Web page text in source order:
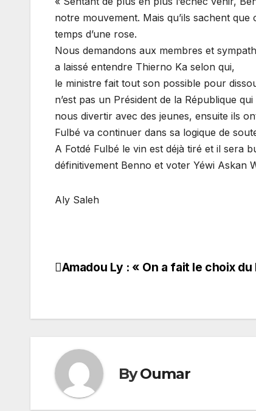
notre mouvement. Mais qu’ils sachent
temps d’une rose.
Nous demandons aux membres et
a laissé entendre Thierno Ka selon qui,
le ministre fait tout son possible pour
n’est pas un Président de la République
nous divertir avec des jeunes, ensuite ils
Fulbé va continuer dans sa logique de
A Fotdé Fulbé le vin est déjà tiré et il sera
définitivement Benno et voter Yéwi Askan
Aly Saleh
Navigation
l’article
Amadou Ly : « On a fait le choix
ByOumar